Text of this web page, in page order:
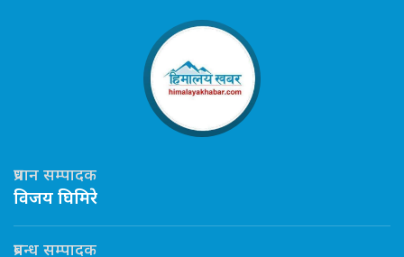
प्रधान सम्पादक
विजय घिमिरे
प्रबन्ध सम्पादक